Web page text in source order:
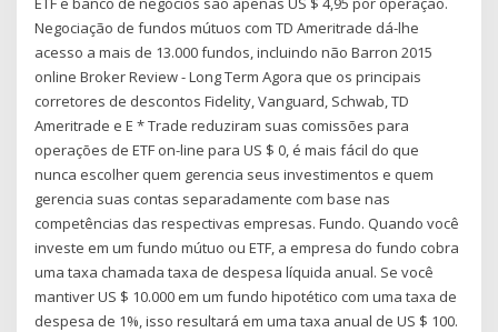
Negociação de fundos mútuos com TD Ameritrade dá-lhe
acesso a mais de 13.000 fundos, incluindo não Barron 2015
online Broker Review - Long Term Agora que os principais
corretores de descontos Fidelity, Vanguard, Schwab, TD
Ameritrade e E * Trade reduziram suas comissões para
operações de ETF on-line para US $ 0, é mais fácil do que
nunca escolher quem gerencia seus investimentos e quem
gerencia suas contas separadamente com base nas
competências das respectivas empresas. Fundo. Quando você
investe em um fundo mútuo ou ETF, a empresa do fundo cobra
uma taxa chamada taxa de despesa líquida anual. Se você
mantiver US $ 10.000 em um fundo hipotético com uma taxa de
despesa de 1%, isso resultará em uma taxa anual de US $ 100.